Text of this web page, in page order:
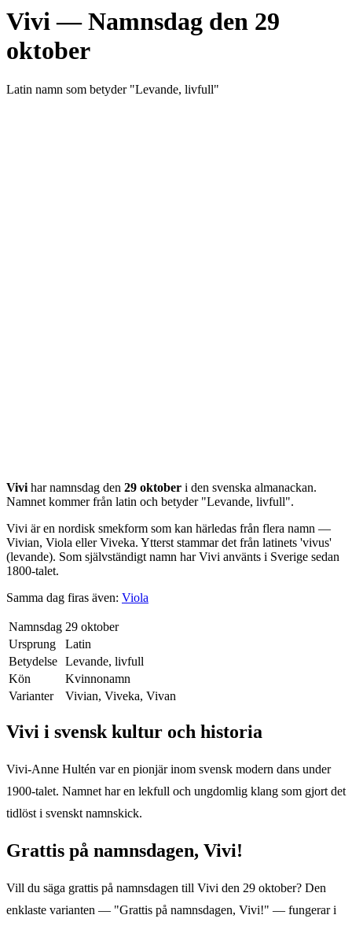
Vivi— Namnsdag den 29
oktober
Latin namn som betyder "Levande, livfull"
Vivi har namnsdag den 29 oktober i den svenska almanackan.
Namnet kommer från latin och betyder "Levande, livfull".
Vivi är en nordisk smekform som kan härledas från flera namn —
Vivian, Viola eller Viveka. Ytterst stammar det från latinets 'vivus'
(levande). Som självständigt namn har Vivi använts i Sverige sedan
1800-talet.
Samma dag firas även: Viola
Namnsdag 29 oktober
Ursprung
Latin
Betydelse Levande, livfull
Kön
Kvinnonamn
Varianter
Vivian, Viveka, Vivan
Vivi i svensk kultur och historia
Vivi-Anne Hultén var en pionjär inom svensk modern dans under
1900-talet. Namnet har en lekfull och ungdomlig klang som gjort det
tidlöst i svenskt namnskick.
Grattis på namnsdagen, Vivi!
Vill du säga grattis på namnsdagen till Vivi den 29 oktober? Den
enklaste varianten — "Grattis på namnsdagen, Vivi!" — fungerar i